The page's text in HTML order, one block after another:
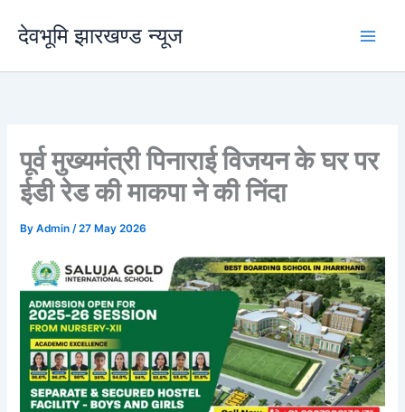
content
देवभूमि झारखण्ड न्यूज
पूर्व मुख्यमंत्री पिनाराई विजयन के घर पर
ईडी रेड की माकपा ने की निंदा
ByAdmin/27 May 2026